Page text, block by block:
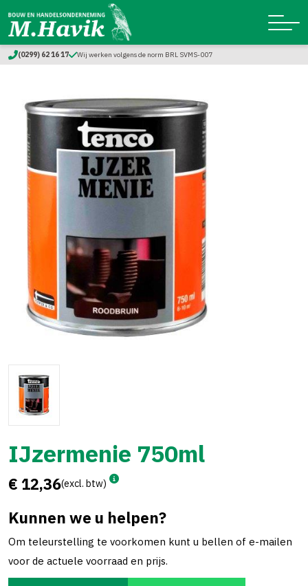
(0299) 62 16 17 Wij werken volgens de norm BRL SVMS-007
IJzermenie 750ml
€ 12,36(excl. btw)
Kunnen we u helpen?
Om teleurstelling te voorkomen kunt u bellen of e-mailen
voor de actuele voorraad en prijs.